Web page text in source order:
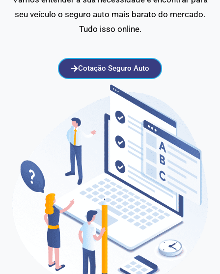
seu veículo o seguro auto mais barato do mercado.
Tudo isso online.
Cotação Seguro Auto